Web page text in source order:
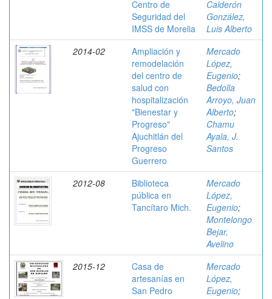
Centro de
Seguridad del
IMSS de Morelia
Calderón
González,
Luis Alberto
2014-02
Ampliación y
remodelación
del centro de
salud con
hospitalización
"Bienestar y
Progreso"
Ajuchitlán del
Progreso
Guerrero
Mercado
López,
Eugenio;
Bedolla
Arroyo, Juan
Alberto;
Chamu
Ayala, J.
Santos
2012-08
Biblioteca
pública en
Tancítaro Mich.
Mercado
López,
Eugenio;
Montelongo
Bejar,
Avelino
2015-12
Casa de
artesanías en
San Pedro
Mercado
López,
Eugenio;